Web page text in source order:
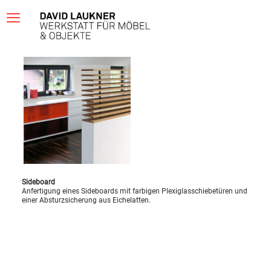
Sideboard
Anfertigung eines Sideboards mit farbigen Plexiglasschiebetüren und
einer Absturzsicherung aus Eichelatten.